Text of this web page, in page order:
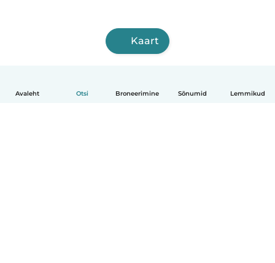
Avaleht Otsi Broneerimine Sõnumid Lemmikud
Kaart